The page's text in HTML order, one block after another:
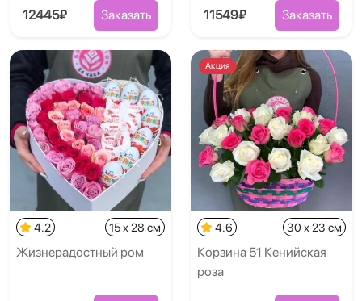
12445₽ Заказать 11549₽ Заказать
4.2 15 x 28 см
Жизнерадостный ром
Акция
4.6 30 x 23 см
Корзина 51 Кенийская
роза